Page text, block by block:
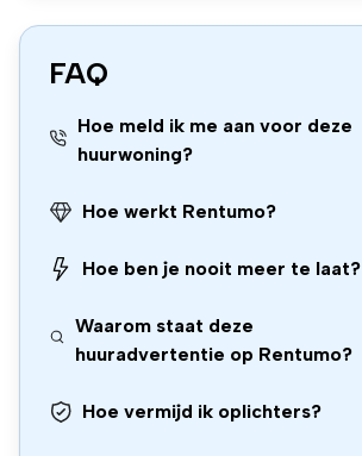
FAQ
Hoe meld ik me aan voor deze
huurwoning?
Hoe werkt Rentumo?
Hoe ben je nooit meer te laat?
Waarom staat deze
huuradvertentie op Rentumo?
Hoe vermijd ik oplichters?